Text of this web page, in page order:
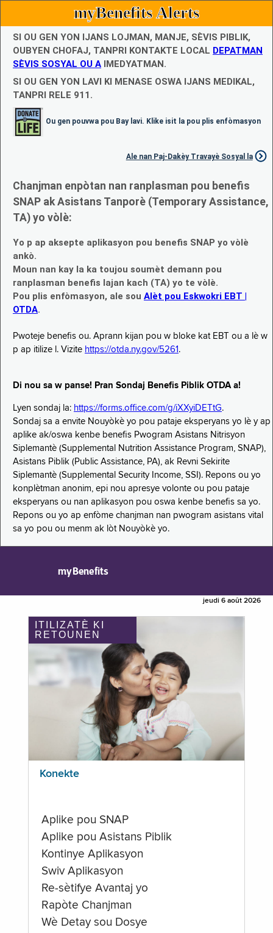
myBenefits Alerts
SI OU GEN YON IJANS LOJMAN, MANJE, SÈVIS PIBLIK,
OUBYEN CHOFAJ, TANPRI KONTAKTE LOCAL DEPATMAN
SÈVIS SOSYAL OU A IMEDYATMAN.
SI OU GEN YON LAVI KI MENASE OSWA IJANS MEDIKAL,
TANPRI RELE 911.
Ou gen pouvwa pou Bay lavi. Klike isit la pou plis enfòmasyon
Ale nan Paj-Dakèy Travayè Sosyal la
Chanjman enpòtan nan ranplasman pou benefis
SNAP ak Asistans Tanporè (Temporary Assistance,
TA) yo vòlè:
Yo p ap aksepte aplikasyon pou benefis SNAP yo vòlè
ankò.
Moun nan kay la ka toujou soumèt demann pou
ranplasman benefis lajan kach (TA) yo te vòlè.
Pou plis enfòmasyon, ale sou Alèt pou Eskwokri EBT |
OTDA.
Pwoteje benefis ou. Aprann kijan pou w bloke kat EBT ou a lè w
p ap itilize l. Vizite https://otda.ny.gov/5261 .
Di nou sa w panse! Pran Sondaj Benefis Piblik OTDA a!
Lyen sondaj la: https://forms.office.com/g/iXXyiDETtG.
Sondaj sa a envite Nouyòkè yo pou pataje eksperyans yo lè y ap
aplike ak/oswa kenbe benefis Pwogram Asistans Nitrisyon
Siplemantè (Supplemental Nutrition Assistance Program, SNAP),
Asistans Piblik (Public Assistance, PA), ak Revni Sekirite
Siplemantè (Supplemental Security Income, SSI). Repons ou yo
konplètman anonim, epi nou apresye volonte ou pou pataje
eksperyans ou nan aplikasyon pou oswa kenbe benefis sa yo.
Repons ou yo ap enfòme chanjman nan pwogram asistans vital
sa yo pou ou menm ak lòt Nouyòkè yo.
myBenefits
jeudi 6 août 2026
ITILIZATÈ KI
RETOUNEN
Konekte
Aplike pou SNAP
Aplike pou Asistans Piblik
Kontinye Aplikasyon
Swiv Aplikasyon
Re-sètifye Avantaj yo
Rapòte Chanjman
Wè Detay sou Dosye